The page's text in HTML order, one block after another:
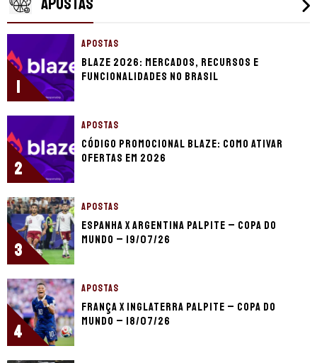
1
APOSTAS
Blaze 2026: mercados, recursos e
funcionalidades no Brasil
2
APOSTAS
Código promocional Blaze: como ativar
ofertas em 2026
3
APOSTAS
Espanha x Argentina palpite – Copa do
Mundo – 19/07/26
4
APOSTAS
França x Inglaterra palpite – Copa do
Mundo – 18/07/26